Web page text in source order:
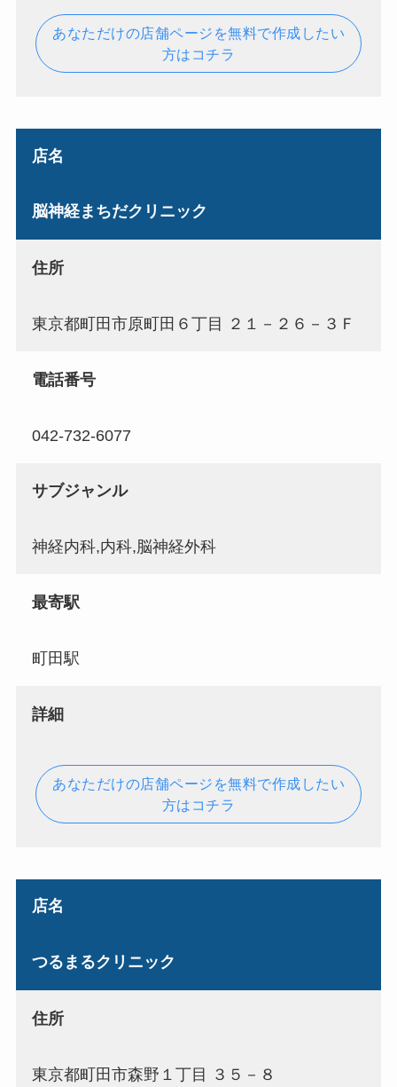
あなただけの店舗ページを無料で作成したい
方はコチラ
店名
脳神経まちだクリニック
住所
東京都町田市原町田６丁目 ２１－２６－３Ｆ
電話番号
042-732-6077
サブジャンル
神経内科,内科,脳神経外科
最寄駅
町田駅
詳細
あなただけの店舗ページを無料で作成したい
方はコチラ
店名
つるまるクリニック
住所
東京都町田市森野１丁目 ３５－８